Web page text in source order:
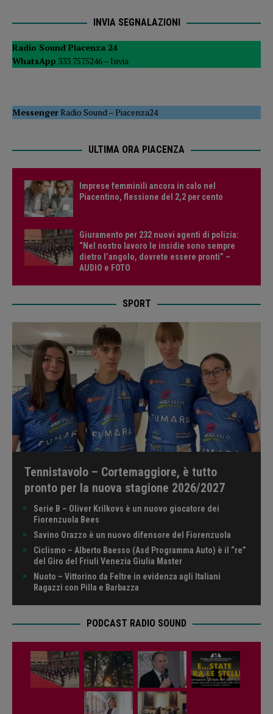
INVIA SEGNALAZIONI
Radio Sound Piacenza 24
WhatsApp 333 7575246 – Invia
MessengerRadio Sound–Piacenza24
ULTIMA ORA PIACENZA
Imprese femminili ancora in calo nel
Piacentino, flessione del 2,2 per cento
Giuramento per 232 nuovi agenti di polizia:
“Nel nostro lavoro le insidie sono sempre
dietro l’angolo, dovrete essere pronti” –
AUDIO e FOTO
SPORT
Tennistavolo – Cortemaggiore, è tutto
pronto per la nuova stagione 2026/2027
Serie B – Oliver Krilkovs è un nuovo giocatore dei
Fiorenzuola Bees
Savino Orazzo è un nuovo difensore del Fiorenzuola
Ciclismo – Alberto Baesso (Asd Programma Auto) è il “re”
del Giro del Friuli Venezia Giulia Master
Nuoto – Vittorino da Feltre in evidenza agli Italiani
Ragazzi con Pilla e Barbazza
PODCAST RADIO SOUND